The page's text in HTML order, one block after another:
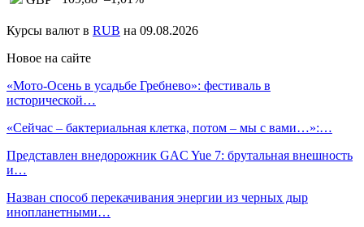
Курсы валют в RUB на 09.08.2026
Новое на сайте
«Мото-Осень в усадьбе Гребнево»: фестиваль в
исторической…
«Сейчас – бактериальная клетка, потом – мы с вами…»:…
Представлен внедорожник GAC Yue 7: брутальная внешность
и…
Назван способ перекачивания энергии из черных дыр
инопланетными…